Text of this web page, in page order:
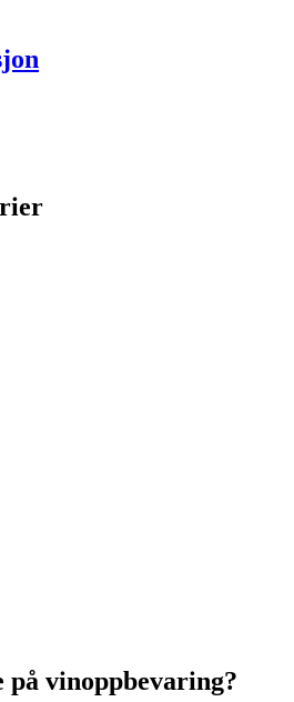
vinoppbevaring?